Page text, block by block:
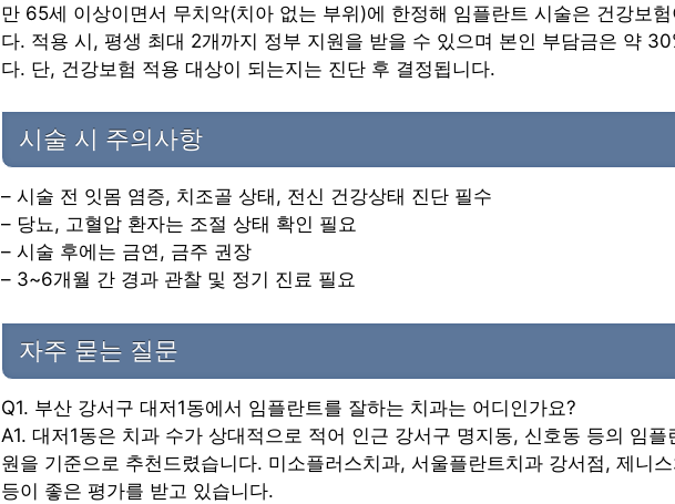
만 65세 이상이면서 무치악(치아 없는 부위)에 한정해 임플란트 시술은 건강보
다. 적용 시, 평생 최대 2개까지 정부 지원을 받을 수 있으며 본인 부담금은 약
다. 단, 건강보험 적용 대상이 되는지는 진단 후 결정됩니다.
시술 시 주의사항
– 시술 전 잇몸 염증, 치조골 상태, 전신 건강상태 진단 필수
– 당뇨, 고혈압 환자는 조절 상태 확인 필요
– 시술 후에는 금연, 금주 권장
– 3~6개월 간 경과 관찰 및 정기 진료 필요
자주 묻는 질문
Q1. 부산 강서구 대저1동에서 임플란트를 잘하는 치과는 어디인가요?
A1. 대저1동은 치과 수가 상대적으로 적어 인근 강서구 명지동, 신호동 등의 임플
원을 기준으로 추천드렸습니다. 미소플러스치과, 서울플란트치과 강서점, 제니
등이 좋은 평가를 받고 있습니다.